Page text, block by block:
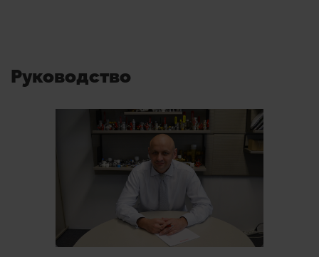
Руководство